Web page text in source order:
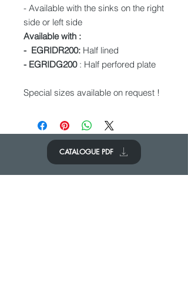
- Available with the sinks on the right
side or left side
Available with :
- EGRIDR200: Half lined
- EGRIDG200 : Half perfored plate
Special sizes available on request !
CATALOGUE PDF